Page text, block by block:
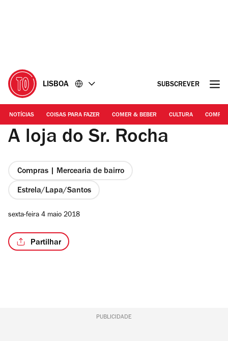
LISBOA SUBSCREVER
NOTÍCIAS COISAS PARA FAZER COMER & BEBER CULTURA
A loja do Sr. Rocha
Compras | Mercearia de bairro
Estrela/Lapa/Santos
sexta-feira 4 maio 2018
Partilhar
PUBLICIDADE